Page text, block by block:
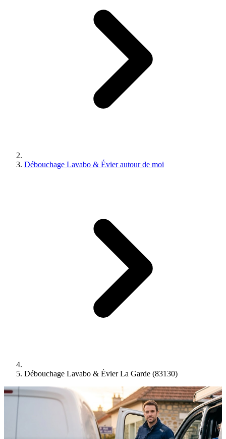
Débouchage Lavabo & Évier autour de moi
Débouchage Lavabo & Évier La Garde (83130)